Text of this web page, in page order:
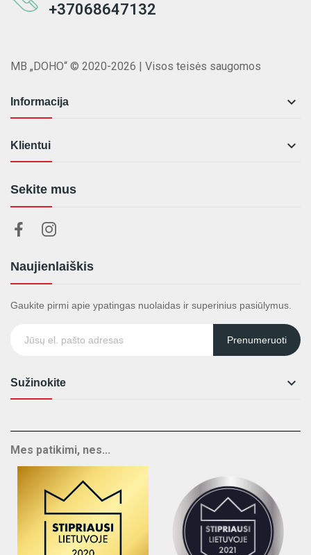
+37068647132
MB „DOHO“ © 2020-2026 | Visos teisės saugomos
Informacija 
Klientui 
Sekite mus
Naujienlaiškis
Gaukite pirmi apie ypatingas nuolaidas ir superinius pasiūlymus.
Prenumeruoti
Sužinokite 
Mes patikimi, nes...